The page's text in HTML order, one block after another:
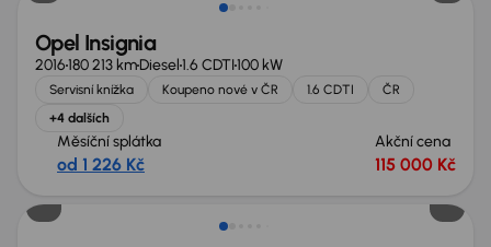
Opel Insignia
2016180 213 kmDiesel1.6 CDTI100 kW
Servisní knížka Koupeno nové v ČR 1.6 CDTI
ČR
+4 dalších
Měsíční splátka
od 1 226 Kč
Akční cena
115 000 Kč